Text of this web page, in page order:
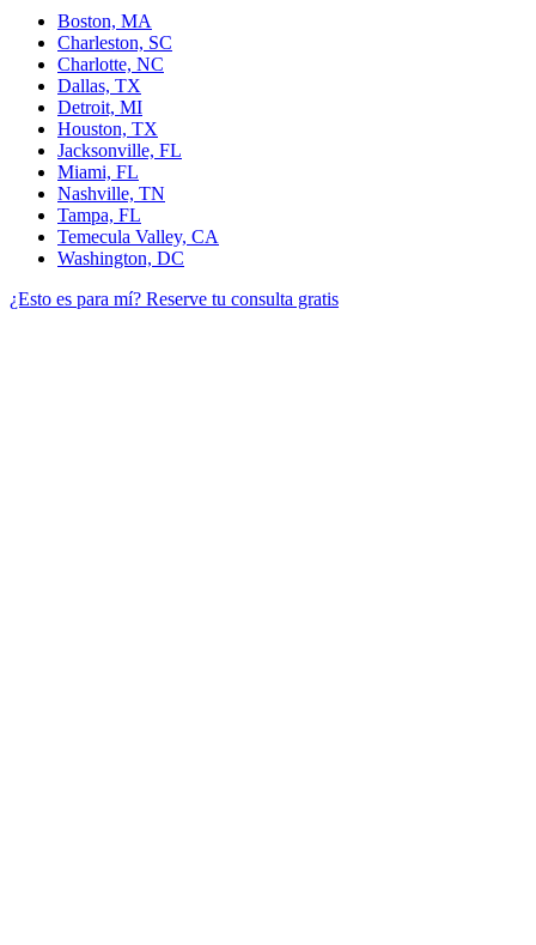
Boston, MA
Charleston, SC
Charlotte, NC
Dallas, TX
Detroit, MI
Houston, TX
Jacksonville, FL
Miami, FL
Nashville, TN
Tampa, FL
Temecula Valley, CA
Washington, DC
¿Esto es para mí? Reserve tu consulta gratis